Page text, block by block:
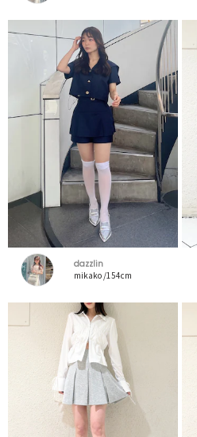
dazzlin
mikako /154cm